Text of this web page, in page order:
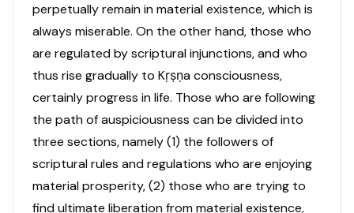
perpetually remain in material existence, which is
always miserable. On the other hand, those who
are regulated by scriptural injunctions, and who
thus rise gradually to Kṛṣṇa consciousness,
certainly progress in life. Those who are following
the path of auspiciousness can be divided into
three sections, namely (1) the followers of
scriptural rules and regulations who are enjoying
material prosperity, (2) those who are trying to
find ultimate liberation from material existence,